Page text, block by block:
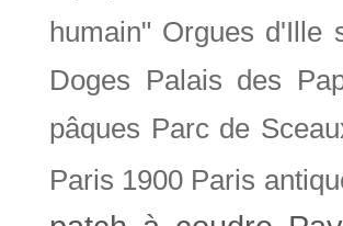
humain" Orgues d'Ille
Doges
Palais des
pâques Parc de
Paris 1900 Paris